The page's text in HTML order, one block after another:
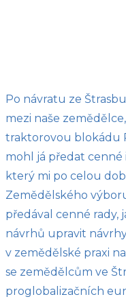
Po návratu ze
mezi naše
traktorovou blokádu
mohl já předat
který mi po celou
Zemědělského
předával cenné rady,
návrhů upravit
v zemědělské praxi
se zemědělcům ve
proglobalizačních